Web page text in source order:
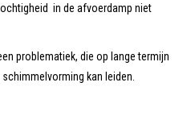
in de afvoerdamp niet
problematiek, die op lange termijn
kan leiden.